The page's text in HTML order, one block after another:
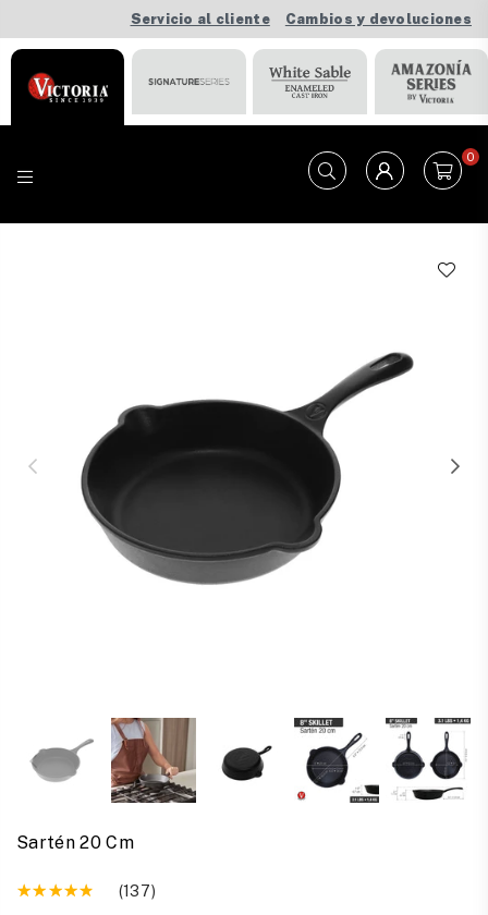
Servicio al cliente Cambios y devoluciones
0
Sartén 20 Cm
(137)